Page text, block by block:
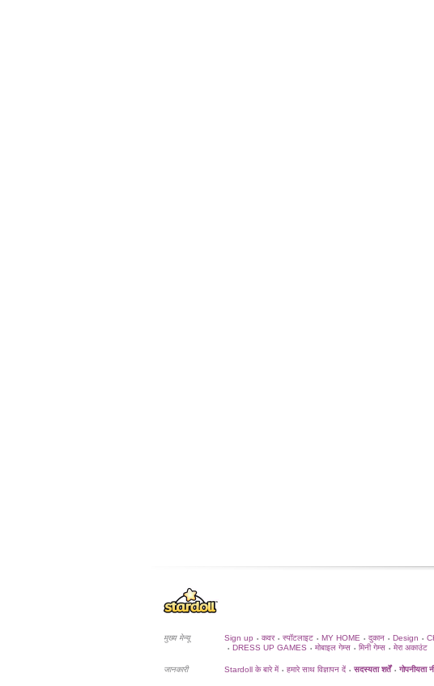
मुख्य मेन्यू Sign up • कवर • स्पॉटलाइट • MY HOME • दुकान • Design •
• DRESS UP GAMES • मोबाइल गेम्स • मिनी गेम्स • मेरा अकाउंट
जानकारी Stardoll के बारे में • हमारे साथ विज्ञापन दें • सदस्यता शर्तें • गोपनीयता